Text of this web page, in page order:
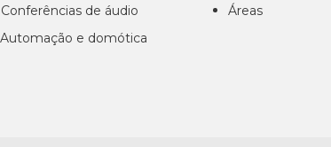
de áudio
e domótica
Áreas